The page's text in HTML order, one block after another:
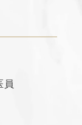
員